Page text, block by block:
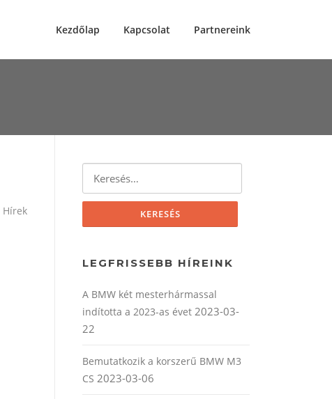
Kezdőlap Kapcsolat Partnereink
Hírek
LEGFRISSEBB HÍREINK
A BMW két mesterhármassal
indította a 2023-as évet 2023-03-
22
Bemutatkozik a korszerű BMW M3
CS 2023-03-06